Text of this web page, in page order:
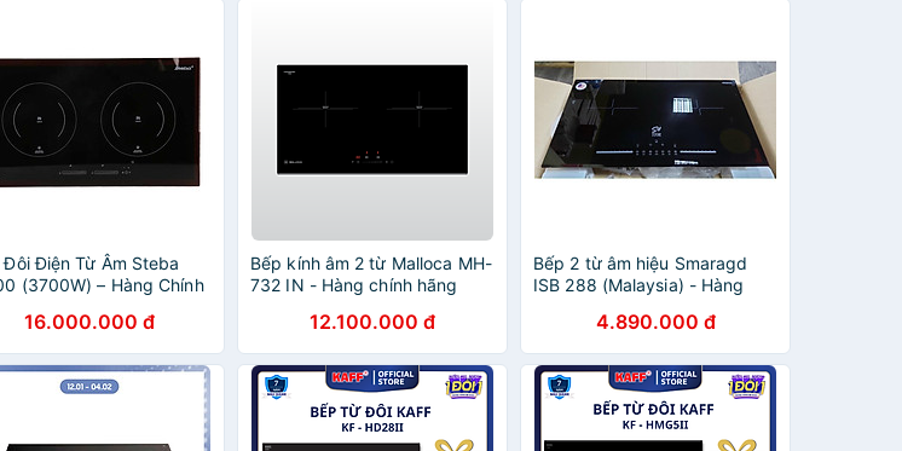
Đôi Điện Từ Âm Steba
(3700W) – Hàng Chính
16.000.000 đ
Bếp kính âm 2 từ Malloca MH-
732 IN - Hàng chính hãng
12.100.000 đ
Bếp 2 từ âm hiệu Smaragd
ISB 288 (Malaysia) - Hàng
4.890.000 đ